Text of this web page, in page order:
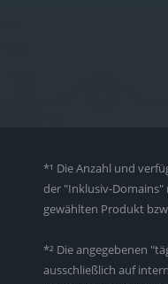
*¹ Die Anzahl und
der "Inklusiv-Domains"
gewählten Produkt
*² Die angegebenen
ausschließlich auf